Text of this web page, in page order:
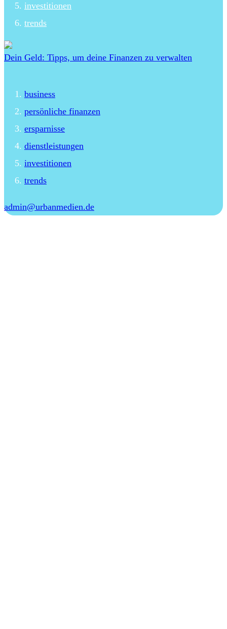
investitionen
trends
Dein Geld: Tipps, um deine Finanzen zu verwalten
business
persönliche finanzen
ersparnisse
dienstleistungen
investitionen
trends
admin@urbanmedien.de